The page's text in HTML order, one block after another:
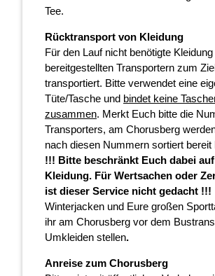
Tee.
Rücktransport von Kleidung
Für den Lauf nicht benötigte
bereitgestellten Transportern zum
transportiert. Bitte verwendet eine
Tüte/Tasche und bindet keine
zusammen. Merkt Euch bitte die
Transporters, am Chorusberg
nach diesen Nummern sortiert bereit
!!! Bitte beschränkt Euch dabei
Kleidung. Für Wertsachen oder
ist dieser Service nicht gedacht !!!
Winterjacken und Eure großen
ihr am Chorusberg vor dem
Umkleiden stellen.
Anreise zum Chorusberg